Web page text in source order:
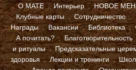
.О МАТЕ.Интерьер.НОВОЕ
.Клубные карты. Сотрудничество.
Награды. Вакансии.Библиотека.
.А почитать?.Благотворительность
и ритуалы.Предсказательные
здоровья.Лекции и тренинги .